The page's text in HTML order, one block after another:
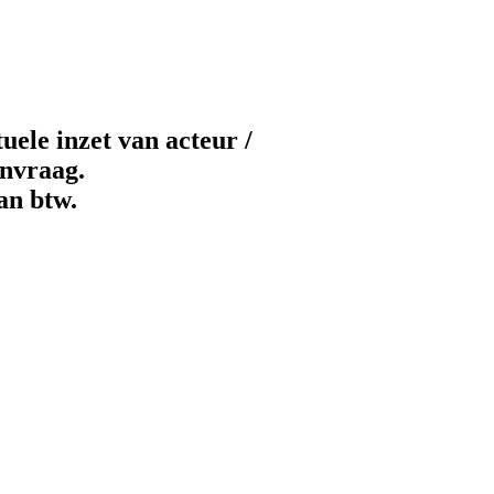
inzet van acteur /
btw.